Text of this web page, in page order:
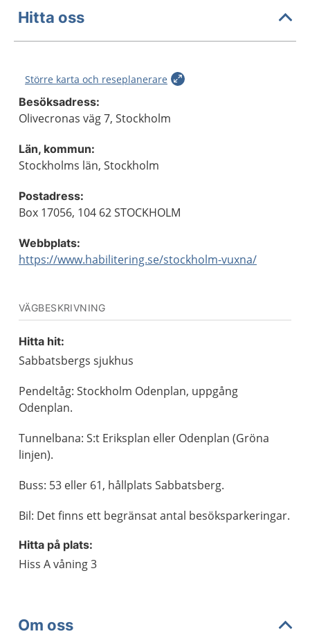
Hitta oss
Större karta och reseplanerare
Besöksadress:
Olivecronas väg 7, Stockholm
Län, kommun:
Stockholms län, Stockholm
Postadress:
Box 17056, 104 62 STOCKHOLM
Webbplats:
https://www.habilitering.se/stockholm-vuxna/
VÄGBESKRIVNING
Hitta hit:
Sabbatsbergs sjukhus
Pendeltåg: Stockholm Odenplan, uppgång
Odenplan.
Tunnelbana: S:t Eriksplan eller Odenplan (Gröna
linjen).
Buss: 53 eller 61, hållplats Sabbatsberg.
Bil: Det finns ett begränsat antal besöksparkeringar.
Hitta på plats:
Hiss A våning 3
Om oss